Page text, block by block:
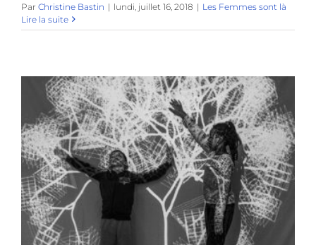
Par Christine Bastin | lundi, juillet 16, 2018 | Les Femmes sont là
Lire la suite